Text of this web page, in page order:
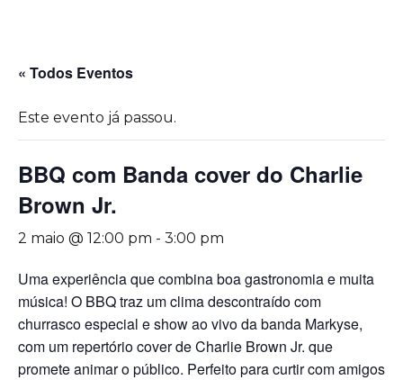
« Todos Eventos
Este evento já passou.
BBQ com Banda cover do Charlie
Brown Jr.
2 maio @ 12:00 pm - 3:00 pm
Uma experiência que combina boa gastronomia e muita
música! O BBQ traz um clima descontraído com
churrasco especial e show ao vivo da banda Markyse,
com um repertório cover deCharlie Brown Jr. que
promete animar o público. Perfeito para curtir com amigos